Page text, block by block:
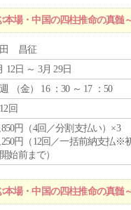
場・中国の四柱推命の真髄
昌征
12日 ～ 3月 29日
（金） 16 ：30 ～ 17 ：50
回
円（4回／分割支払い）×3
円（12回／一括前納支払※
始前まで）
場・中国の四柱推命の真髄